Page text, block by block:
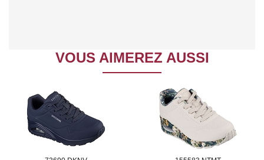
VOUS AIMEREZ AUSSI